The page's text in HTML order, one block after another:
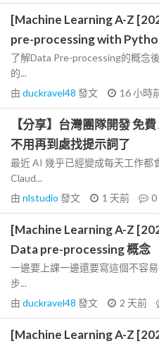
[Machine Learning A-Z
pre-processing with
了解Data Pre-processing的概念
的...
由 duckravel48 發文 16 小時
【分享】台灣團隊開發 免
不用再到處找提示詞了
最近 AI 幾乎已經變成每天工作都
Claud...
由 nlstudio 發文 1 天前 0
[Machine Learning A-Z
Data pre-processing 概念
一邊要上課一邊還要寫這個不容
步...
由 duckravel48 發文 2 天前
[Machine Learning A-Z